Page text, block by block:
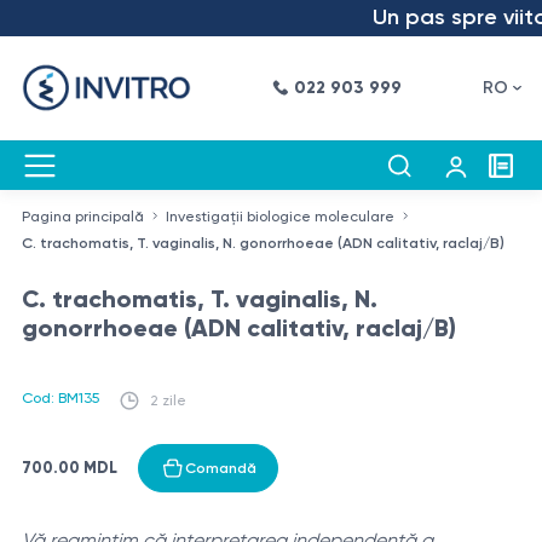
Un pas spre
022 903 999 RO
Pagina principală
Investigații biologice moleculare
C. trachomatis, T. vaginalis, N. gonorrhoeae (ADN calitativ, raclaj/B)
C. trachomatis, T. vaginalis, N.
gonorrhoeae (ADN calitativ, raclaj/B)
Cod: BM135 2 zile
700.00 MDL Comandă